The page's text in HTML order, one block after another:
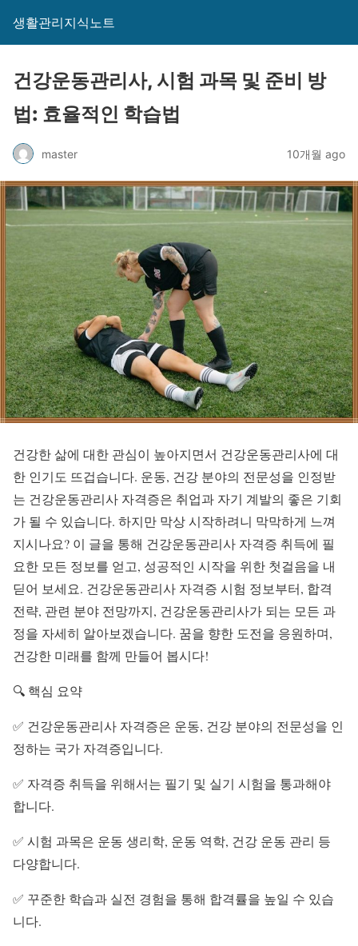
생활관리지식노트
건강운동관리사, 시험 과목 및 준비 방
법: 효율적인 학습법
master 10개월 ago
건강한 삶에 대한 관심이 높아지면서 건강운동관리사에 대
한 인기도 뜨겁습니다. 운동, 건강 분야의 전문성을 인정받
는 건강운동관리사 자격증은 취업과 자기 계발의 좋은 기회
가 될 수 있습니다. 하지만 막상 시작하려니 막막하게 느껴
지시나요? 이 글을 통해 건강운동관리사 자격증 취득에 필
요한 모든 정보를 얻고, 성공적인 시작을 위한 첫걸음을 내
딛어 보세요. 건강운동관리사 자격증 시험 정보부터, 합격
전략, 관련 분야 전망까지, 건강운동관리사가 되는 모든 과
정을 자세히 알아보겠습니다. 꿈을 향한 도전을 응원하며,
건강한 미래를 함께 만들어 봅시다!
🔍 핵심 요약
✅ 건강운동관리사 자격증은 운동, 건강 분야의 전문성을 인
정하는 국가 자격증입니다.
✅ 자격증 취득을 위해서는 필기 및 실기 시험을 통과해야
합니다.
✅ 시험 과목은 운동 생리학, 운동 역학, 건강 운동 관리 등
다양합니다.
✅ 꾸준한 학습과 실전 경험을 통해 합격률을 높일 수 있습
니다.